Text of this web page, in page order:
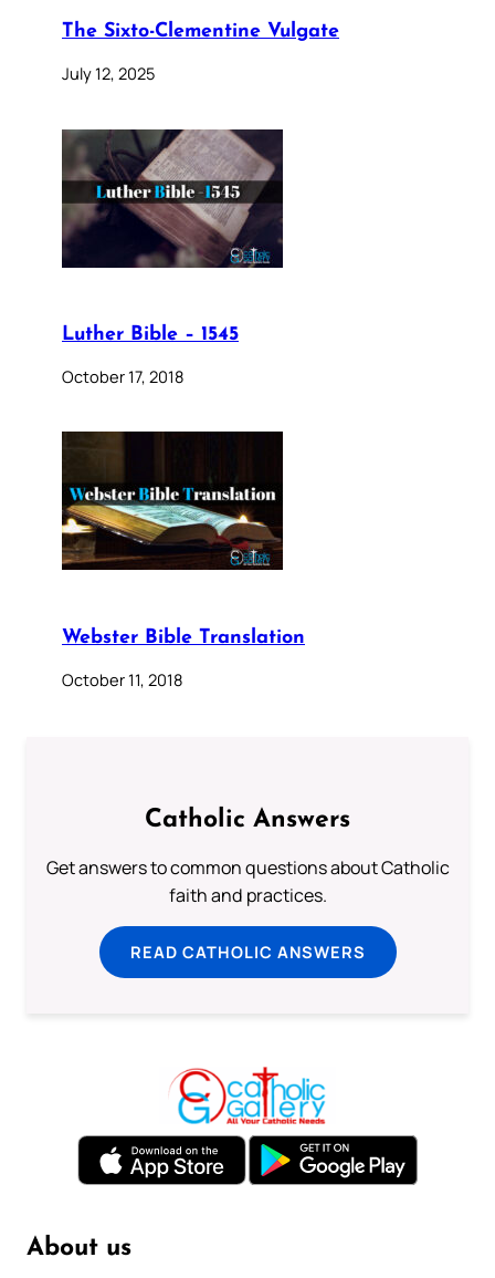
The Sixto-Clementine Vulgate
July 12, 2025
Luther Bible – 1545
October 17, 2018
Webster Bible Translation
October 11, 2018
Catholic Answers
Get answers to common questions about Catholic
faith and practices.
READ CATHOLIC ANSWERS
About us